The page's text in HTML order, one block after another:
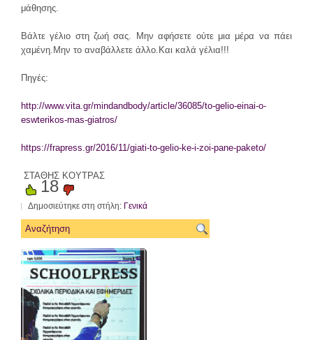
μάθησης.
Βάλτε γέλιο στη ζωή σας. Μην αφήσετε ούτε μια μέρα να πάει
χαμένη.Μην το αναβάλλετε άλλο.Και καλά γέλια!!!
Πηγές:
http://www.vita.gr/mindandbody/article/36085/to-gelio-einai-o-
eswterikos-mas-giatros/
https://frapress.gr/2016/11/giati-to-gelio-ke-i-zoi-pane-paketo/
ΣΤΑΘΗΣ ΚΟΥΤΡΑΣ
18
Δημοσιεύτηκε στη στήλη: Γενικά